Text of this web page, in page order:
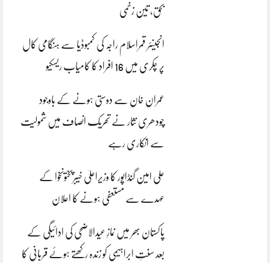
بحق، تین زخمی
انجینئر قمراسلام راجہ کی کمبوڈیا سے ہنگامی کال
پر چکری میں 16 افراد کا کامیاب ریسکیو
عمران خان سے دوستی ہونے کے باوجود
چودھری نثار نے تحریک انصاف میں شمولیت
سے انکاری رہے
علی امین گنڈاپور کا وزیراعلیٰ خیبرپختونخوا کے
عہدے سے مستعفی ہونے کا اعلان
پاکستان بھر میں نمازِ عیدالاضحی کی ادائیگی کے
بعد سنتِ ابراہیمی کو زندہ رکھتے ہوئے قربانی کا